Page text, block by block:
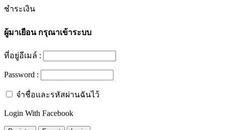
ชำระเงิน
ผู้มาเยือนกรุณาเข้าระบบ
ที่อยู่อีเมล์ :
Password :
จำชื่อและรหัสผ่านฉันไว้
Login With Facebook